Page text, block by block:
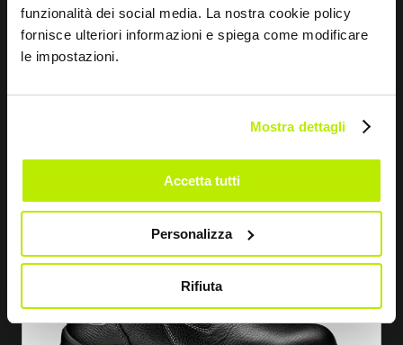
funzionalità dei social media. La nostra cookie policy
fornisce ulteriori informazioni e spiega come modificare
le impostazioni.
Mostra dettagli
Accetta tutti
Personalizza
Rifiuta
BOTTE NEW OVERCAP BSF PLUS
MB2814